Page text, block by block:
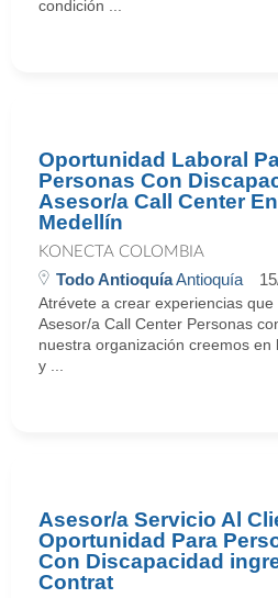
condición ...
Oportunidad Laboral
Personas Con
Asesor/a Call Center En
Medellín
KONECTA COLOMBIA
Todo AntioquíaAntioquía
Atrévete a crear experiencias que
Asesor/a Call Center Personas
nuestra organización creemos en
y ...
Asesor/a Servicio Al
Oportunidad Para
Con Discapacidad
Contrat